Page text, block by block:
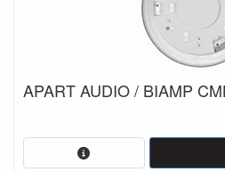
APART AUDIO / BIAMP